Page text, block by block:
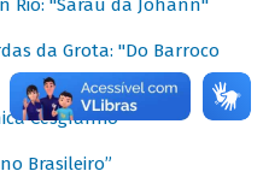
Rio: "Sarau da Johann"
da Grota: "Do Barroco
Cesgranrio
Brasileiro”